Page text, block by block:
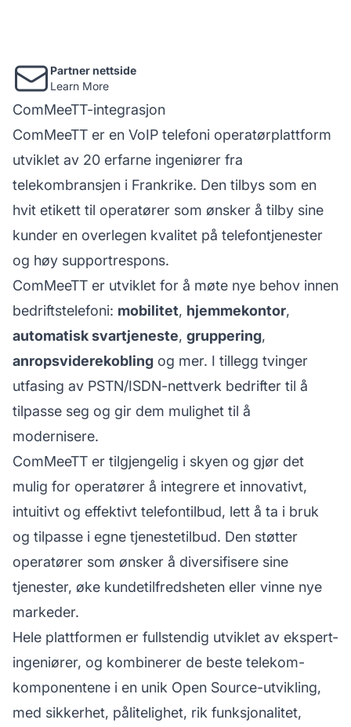
Partner nettside
Learn More
ComMeeTT-integrasjon
ComMeeTT er en VoIP telefoni operatørplattform
utviklet av 20 erfarne ingeniører fra
telekombransjen i Frankrike. Den tilbys som en
hvit etikett til operatører som ønsker å tilby sine
kunder en overlegen kvalitet på telefontjenester
og høy supportrespons.
ComMeeTT er utviklet for å møte nye behov innen
bedrifts­telefoni: mobilitet, hjemmekontor,
automatisk svartjeneste, gruppering,
anropsviderekobling og mer. I tillegg tvinger
utfasing av PSTN/ISDN-nettverk bedrifter til å
tilpasse seg og gir dem mulighet til å
modernisere.
ComMeeTT er tilgjengelig i skyen og gjør det
mulig for operatører å integrere et innovativt,
intuitivt og effektivt telefontilbud, lett å ta i bruk
og tilpasse i egne tjenestetilbud. Den støtter
operatører som ønsker å diversifisere sine
tjenester, øke kundetilfredsheten eller vinne nye
markeder.
Hele plattformen er fullstendig utviklet av ekspert­
ingeniører, og kombinerer de beste telekom-
komponentene i en unik Open Source-utvikling,
med sikkerhet, pålitelighet, rik funksjonalitet,